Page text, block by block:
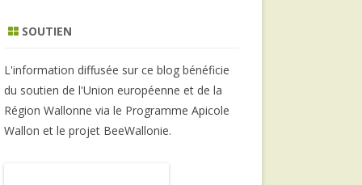
SOUTIEN
L'information diffusée sur ce blog bénéficie
du soutien de l'Union européenne et de la
Région Wallonne via le Programme Apicole
Wallon et le projet BeeWallonie.